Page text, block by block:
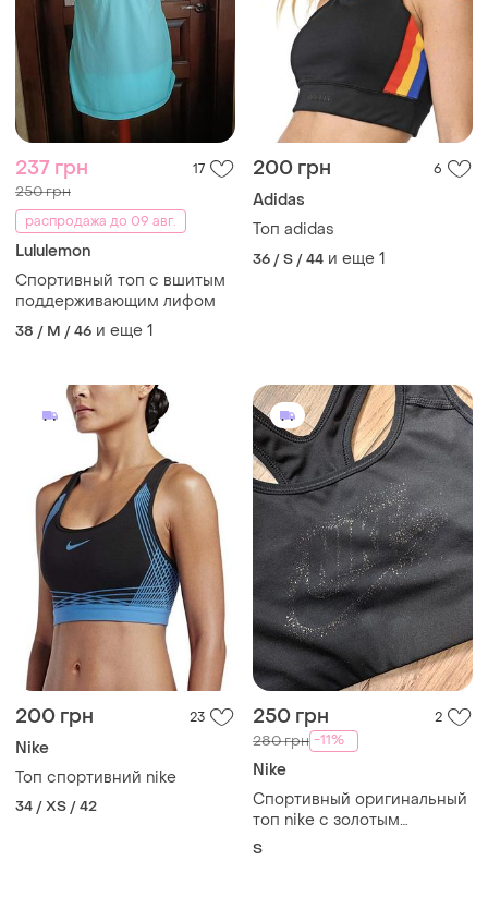
237 грн 17
250 грн
распродажа до 09 авг.
Lululemon
Спортивный топ с вшитым
поддерживающим лифом
38 / M / 46 и еще 1
200 грн 6
Adidas
Топ adidas
36 / S / 44 и еще 1
200 грн 23
Nike
Топ спортивний nike
34 / XS / 42
250 грн 2
280 грн -11%
Nike
Спортивный оригинальный
топ nike с золотым
логотипом
S